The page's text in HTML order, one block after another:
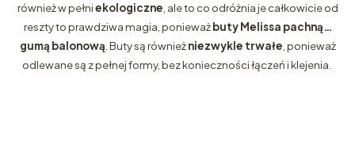
również w pełniekologiczne , ale to co odróżnia je całkowicie od
reszty to prawdziwa magia, ponieważbuty Melissa pachną…
gumą balonową . Buty są równieżniezwykle trwałe , ponieważ
odlewane są z pełnej formy, bez konieczności łączeń i klejenia.